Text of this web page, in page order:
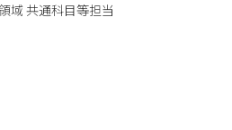
域 共通科目等担当